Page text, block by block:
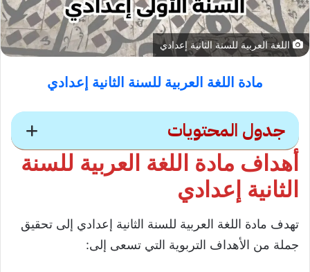
اللغة العربية للسنة الثانية إعدادي
مادة اللغة العربية للسنة الثانية إعدادي
جدول المحتويات
محتويات
أهداف مادة اللغة العربية للسنة الثانية إعدادي
دروس مادة اللغة العربية للسنة الثانية إعدادي
الدورة الأولى
أهداف مادة اللغة العربية للسنة
الثانية إعدادي
تهدف مادة اللغة العربية للسنة الثانية إعدادي إلى تحقيق
جملة من الأهداف التربوية التي تسعى إلى: